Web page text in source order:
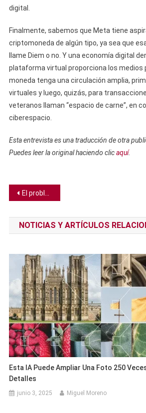
digital.
Finalmente, sabemos que Meta tiene
criptomoneda de algún tipo, ya sea que
llame Diem o no. Y una economía digital
plataforma virtual proporciona los medios
moneda tenga una circulación amplia,
virtuales y luego, quizás, para
veteranos llaman “espacio de carne”, en
ciberespacio.
Esta entrevista es una traducción de otra
Puedes leer la original haciendo clicaquí.
Navegación
de
entradas
El problema de los motores de Starship pone a SpaceX en riesgo de bancarrota, según Elon Musk
NOTICIAS Y ARTÍCULOS
Esta IA Puede Ampliar Una Foto 250
Detalles
junio 3, 2025 Miguel Moreno